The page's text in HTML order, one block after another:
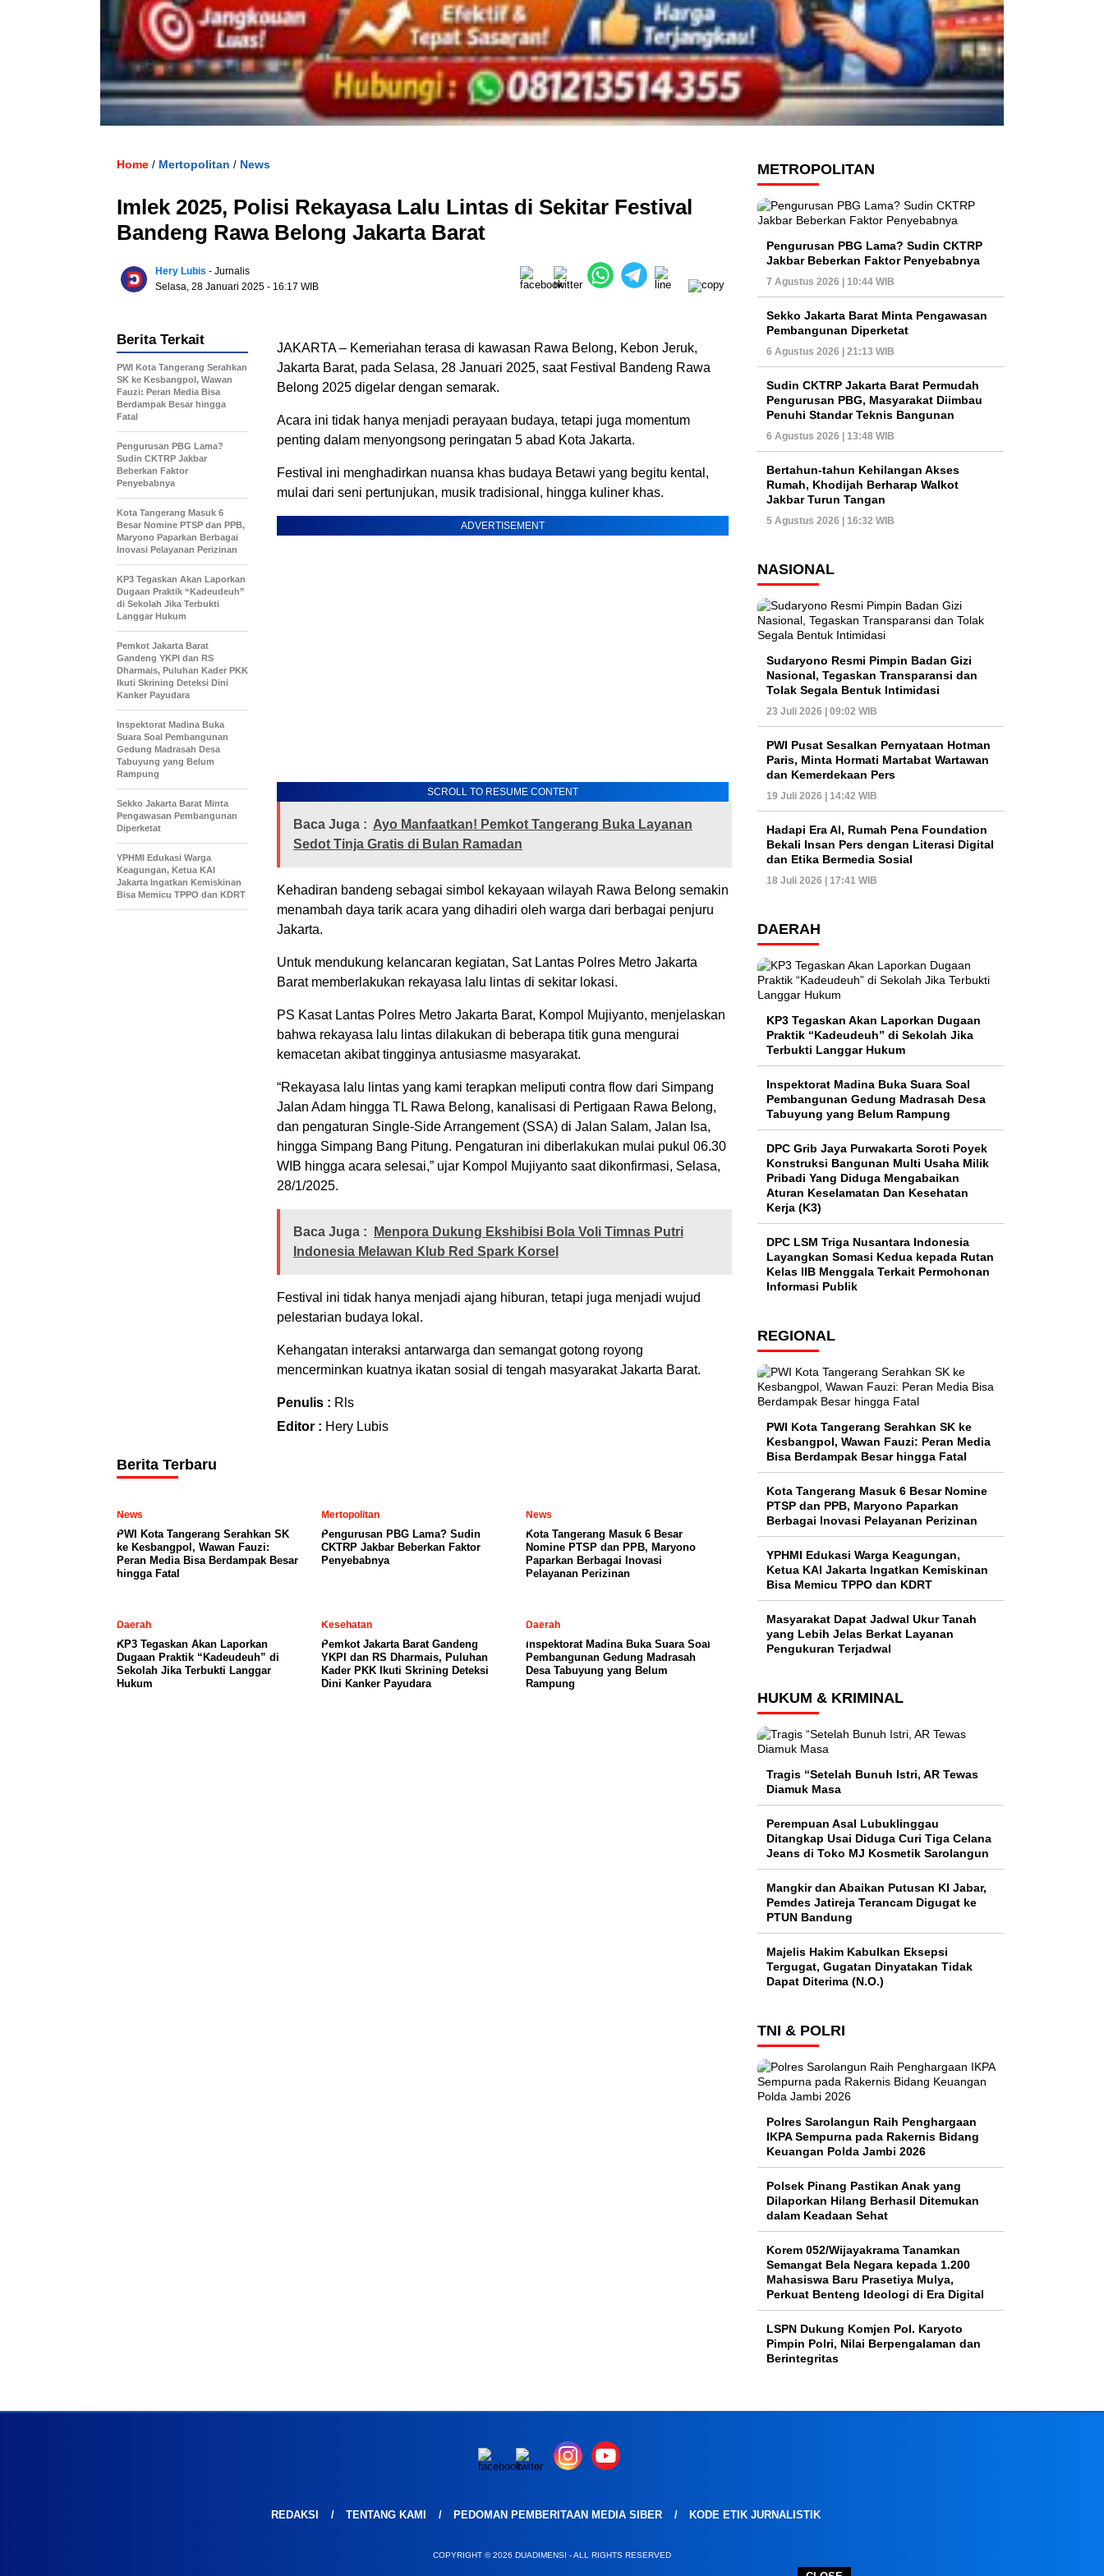
Home / Mertopolitan / News
Imlek 2025, Polisi Rekayasa Lalu Lintas di Sekitar Festival
Bandeng Rawa Belong Jakarta Barat
Hery Lubis - Jurnalis
Selasa, 28 Januari 2025 - 16:17 WIB
JAKARTA – Kemeriahan terasa di kawasan Rawa Belong, Kebon Jeruk,
Jakarta Barat, pada Selasa, 28 Januari 2025, saat Festival Bandeng Rawa
Belong 2025 digelar dengan semarak.
Acara ini tidak hanya menjadi perayaan budaya, tetapi juga momentum
penting dalam menyongsong peringatan 5 abad Kota Jakarta.
Festival ini menghadirkan nuansa khas budaya Betawi yang begitu kental,
mulai dari seni pertunjukan, musik tradisional, hingga kuliner khas.
ADVERTISEMENT
SCROLL TO RESUME CONTENT
Baca Juga : Ayo Manfaatkan! Pemkot Tangerang Buka Layanan
Sedot Tinja Gratis di Bulan Ramadan
Kehadiran bandeng sebagai simbol kekayaan wilayah Rawa Belong semakin
menambah daya tarik acara yang dihadiri oleh warga dari berbagai penjuru
Jakarta.
Untuk mendukung kelancaran kegiatan, Sat Lantas Polres Metro Jakarta
Barat memberlakukan rekayasa lalu lintas di sekitar lokasi.
PS Kasat Lantas Polres Metro Jakarta Barat, Kompol Mujiyanto, menjelaskan
bahwa rekayasa lalu lintas dilakukan di beberapa titik guna mengurai
kemacetan akibat tingginya antusiasme masyarakat.
“Rekayasa lalu lintas yang kami terapkan meliputi contra flow dari Simpang
Jalan Adam hingga TL Rawa Belong, kanalisasi di Pertigaan Rawa Belong,
dan pengaturan Single-Side Arrangement (SSA) di Jalan Salam, Jalan Isa,
hingga Simpang Bang Pitung. Pengaturan ini diberlakukan mulai pukul 06.30
WIB hingga acara selesai,” ujar Kompol Mujiyanto saat dikonfirmasi, Selasa,
28/1/2025.
Baca Juga :
Menpora Dukung Ekshibisi Bola Voli Timnas Putri
Indonesia Melawan Klub Red Spark Korsel
Festival ini tidak hanya menjadi ajang hiburan, tetapi juga menjadi wujud
pelestarian budaya lokal.
Kehangatan interaksi antarwarga dan semangat gotong royong
mencerminkan kuatnya ikatan sosial di tengah masyarakat Jakarta Barat.
Penulis : Rls
Editor : Hery Lubis
Berita Terkait
PWI Kota Tangerang Serahkan
SK ke Kesbangpol, Wawan
Fauzi: Peran Media Bisa
Berdampak Besar hingga
Fatal
Pengurusan PBG Lama?
Sudin CKTRP Jakbar
Beberkan Faktor
Penyebabnya
Kota Tangerang Masuk 6
Besar Nomine PTSP dan PPB,
Maryono Paparkan Berbagai
Inovasi Pelayanan Perizinan
KP3 Tegaskan Akan Laporkan
Dugaan Praktik “Kadeudeuh”
di Sekolah Jika Terbukti
Langgar Hukum
Pemkot Jakarta Barat
Gandeng YKPI dan RS
Dharmais, Puluhan Kader PKK
Ikuti Skrining Deteksi Dini
Kanker Payudara
Inspektorat Madina Buka
Suara Soal Pembangunan
Gedung Madrasah Desa
Tabuyung yang Belum
Rampung
Sekko Jakarta Barat Minta
Pengawasan Pembangunan
Diperketat
YPHMI Edukasi Warga
Keagungan, Ketua KAI
Jakarta Ingatkan Kemiskinan
Bisa Memicu TPPO dan KDRT
Berita Terbaru
News
PWI Kota Tangerang Serahkan SK
ke Kesbangpol, Wawan Fauzi:
Peran Media Bisa Berdampak Besar
hingga Fatal
Mertopolitan
Pengurusan PBG Lama? Sudin
CKTRP Jakbar Beberkan Faktor
Penyebabnya
News
Kota Tangerang Masuk 6 Besar
Nomine PTSP dan PPB, Maryono
Paparkan Berbagai Inovasi
Pelayanan Perizinan
Daerah
KP3 Tegaskan Akan Laporkan
Dugaan Praktik “Kadeudeuh” di
Sekolah Jika Terbukti Langgar
Hukum
Kesehatan
Pemkot Jakarta Barat Gandeng
YKPI dan RS Dharmais, Puluhan
Kader PKK Ikuti Skrining Deteksi
Dini Kanker Payudara
Daerah
Inspektorat Madina Buka Suara Soal
Pembangunan Gedung Madrasah
Desa Tabuyung yang Belum
Rampung
METROPOLITAN
Pengurusan PBG Lama? Sudin CKTRP
Jakbar Beberkan Faktor Penyebabnya
7 Agustus 2026 | 10:44 WIB
Sekko Jakarta Barat Minta Pengawasan
Pembangunan Diperketat
6 Agustus 2026 | 21:13 WIB
Sudin CKTRP Jakarta Barat Permudah
Pengurusan PBG, Masyarakat Diimbau
Penuhi Standar Teknis Bangunan
6 Agustus 2026 | 13:48 WIB
Bertahun-tahun Kehilangan Akses
Rumah, Khodijah Berharap Walkot
Jakbar Turun Tangan
5 Agustus 2026 | 16:32 WIB
NASIONAL
Sudaryono Resmi Pimpin Badan Gizi
Nasional, Tegaskan Transparansi dan
Tolak Segala Bentuk Intimidasi
23 Juli 2026 | 09:02 WIB
PWI Pusat Sesalkan Pernyataan Hotman
Paris, Minta Hormati Martabat Wartawan
dan Kemerdekaan Pers
19 Juli 2026 | 14:42 WIB
Hadapi Era AI, Rumah Pena Foundation
Bekali Insan Pers dengan Literasi Digital
dan Etika Bermedia Sosial
18 Juli 2026 | 17:41 WIB
DAERAH
KP3 Tegaskan Akan Laporkan Dugaan
Praktik “Kadeudeuh” di Sekolah Jika
Terbukti Langgar Hukum
Inspektorat Madina Buka Suara Soal
Pembangunan Gedung Madrasah Desa
Tabuyung yang Belum Rampung
DPC Grib Jaya Purwakarta Soroti Poyek
Konstruksi Bangunan Multi Usaha Milik
Pribadi Yang Diduga Mengabaikan
Aturan Keselamatan Dan Kesehatan
Kerja (K3)
DPC LSM Triga Nusantara Indonesia
Layangkan Somasi Kedua kepada Rutan
Kelas IIB Menggala Terkait Permohonan
Informasi Publik
REGIONAL
PWI Kota Tangerang Serahkan SK ke
Kesbangpol, Wawan Fauzi: Peran Media
Bisa Berdampak Besar hingga Fatal
Kota Tangerang Masuk 6 Besar Nomine
PTSP dan PPB, Maryono Paparkan
Berbagai Inovasi Pelayanan Perizinan
YPHMI Edukasi Warga Keagungan,
Ketua KAI Jakarta Ingatkan Kemiskinan
Bisa Memicu TPPO dan KDRT
Masyarakat Dapat Jadwal Ukur Tanah
yang Lebih Jelas Berkat Layanan
Pengukuran Terjadwal
HUKUM & KRIMINAL
Tragis “Setelah Bunuh Istri, AR Tewas
Diamuk Masa
Perempuan Asal Lubuklinggau
Ditangkap Usai Diduga Curi Tiga Celana
Jeans di Toko MJ Kosmetik Sarolangun
Mangkir dan Abaikan Putusan KI Jabar,
Pemdes Jatireja Terancam Digugat ke
PTUN Bandung
Majelis Hakim Kabulkan Eksepsi
Tergugat, Gugatan Dinyatakan Tidak
Dapat Diterima (N.O.)
TNI & POLRI
Polres Sarolangun Raih Penghargaan
IKPA Sempurna pada Rakernis Bidang
Keuangan Polda Jambi 2026
Polsek Pinang Pastikan Anak yang
Dilaporkan Hilang Berhasil Ditemukan
dalam Keadaan Sehat
Korem 052/Wijayakrama Tanamkan
Semangat Bela Negara kepada 1.200
Mahasiswa Baru Prasetiya Mulya,
Perkuat Benteng Ideologi di Era Digital
LSPN Dukung Komjen Pol. Karyoto
Pimpin Polri, Nilai Berpengalaman dan
Berintegritas
REDAKSI TENTANG KAMI PEDOMAN PEMBERITAAN MEDIA SIBER KODE ETIK JURNALISTIK
COPYRIGHT © 2026 DUADIMENSI - ALL RIGHTS RESERVED